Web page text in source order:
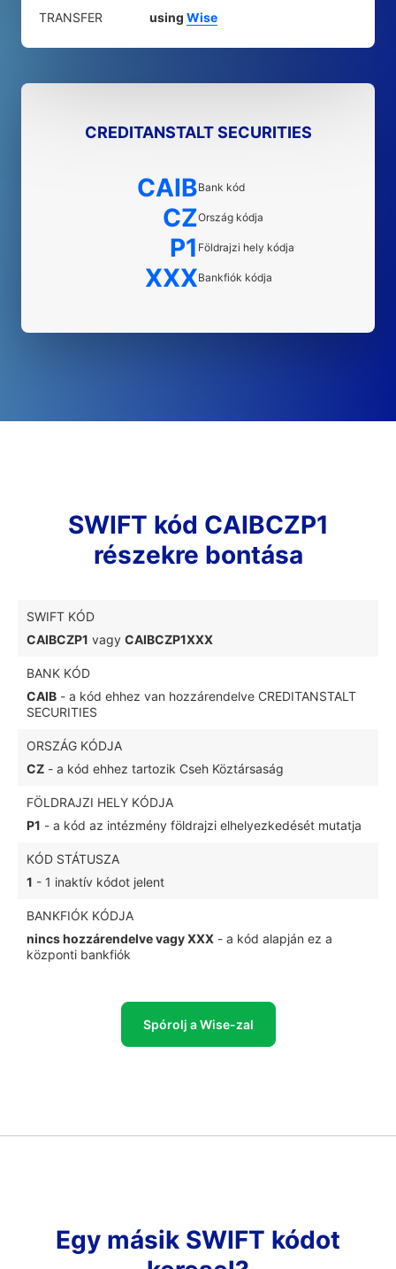
TRANSFER
using Wise
CREDITANSTALT SECURITIES
CAIBBank kód
CZOrszág kódja
P1 Földrajzi hely kódja
XXXBankfiók kódja
SWIFT kód CAIBCZP1
részekre bontása
SWIFT KÓD
CAIBCZP1 vagy CAIBCZP1XXX
BANK KÓD
CAIB - a kód ehhez van hozzárendelve CREDITANSTALT
SECURITIES
ORSZÁG KÓDJA
CZ - a kód ehhez tartozik Cseh Köztársaság
FÖLDRAJZI HELY KÓDJA
P1 - a kód az intézmény földrajzi elhelyezkedését mutatja
KÓD STÁTUSZA
1 - 1 inaktív kódot jelent
BANKFIÓK KÓDJA
nincs hozzárendelve vagy XXX - a kód alapján ez a
központi bankfiók
Spórolj a Wise-zal
Egy másik SWIFT kódot